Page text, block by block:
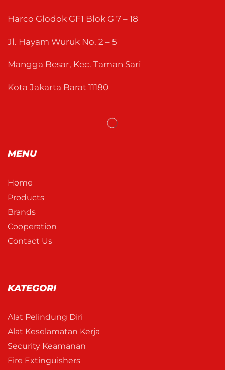
Harco Glodok GF1 Blok G 7 – 18
Jl. Hayam Wuruk No. 2 – 5
Mangga Besar, Kec. Taman Sari
Kota Jakarta Barat 11180
MENU
Home
Products
Brands
Cooperation
Contact Us
KATEGORI
Alat Pelindung Diri
Alat Keselamatan Kerja
Security Keamanan
Fire Extinguishers